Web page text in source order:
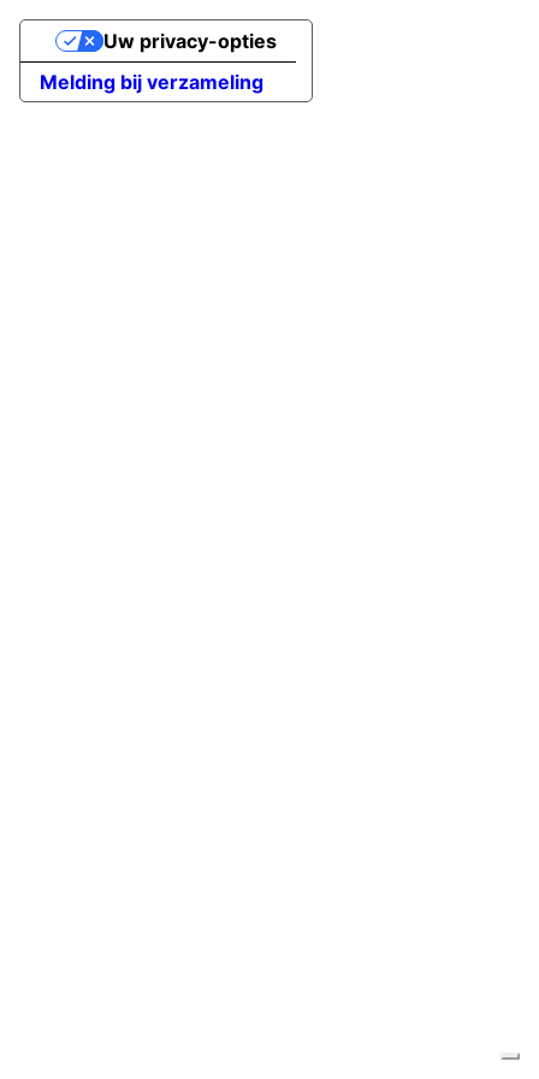
Melding bij verzameling
Uw privacy-opties